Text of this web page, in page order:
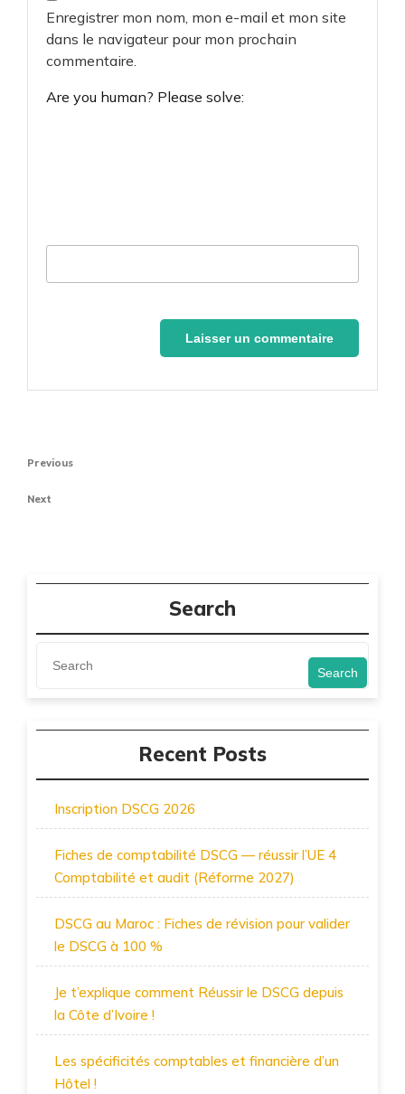
Enregistrer mon nom, mon e-mail et mon site
dans le navigateur pour mon prochain
commentaire.
Are you human? Please solve:
Navigation
de
Previous
Previous
Next
Next
Search
Search
Recent Posts
Inscription DSCG 2026
Fiches de comptabilité DSCG — réussir l’UE 4
Comptabilité et audit (Réforme 2027)
DSCG au Maroc : Fiches de révision pour valider
le DSCG à 100 %
Je t’explique comment Réussir le DSCG depuis
la Côte d’Ivoire !
Les spécificités comptables et financière d’un
Hôtel !